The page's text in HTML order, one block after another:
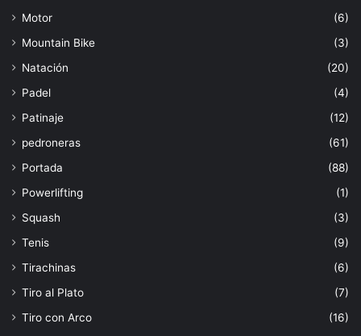
Motor
(6)
Mountain Bike
(3)
Natación
(20)
Padel
(4)
Patinaje
(12)
pedroneras
(61)
Portada
(88)
Powerlifting
(1)
Squash
(3)
Tenis
(9)
Tirachinas
(6)
Tiro al Plato
(7)
Tiro con Arco
(16)